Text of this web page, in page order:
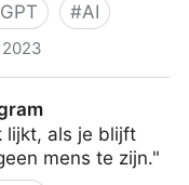
#AI
lijkt, als je blijft
mens te zijn."